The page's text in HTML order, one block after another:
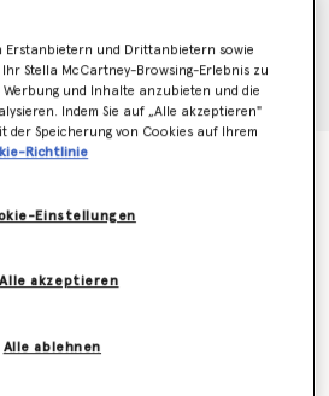
Erstanbietern und Drittanbietern sowie
Stella McCartney-Browsing-Erlebnis zu
und Inhalte anzubieten und die
Indem Sie auf „Alle akzeptieren"
der Speicherung von Cookies auf Ihrem
Richtlinie
Einstellungen
Alle ablehnen
Alle akzeptieren